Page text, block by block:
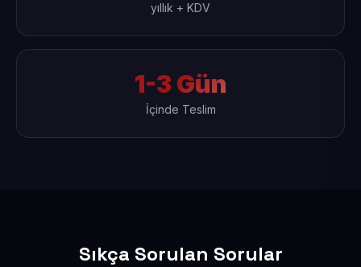
yıllık + KDV
1-3 Gün
İçinde Teslim
Sıkça Sorulan Sorular